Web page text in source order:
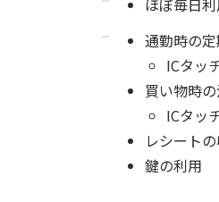
ほぼ毎日
通勤時の
ICタッ
買い物時
ICタッ
レシート
鍵の利用